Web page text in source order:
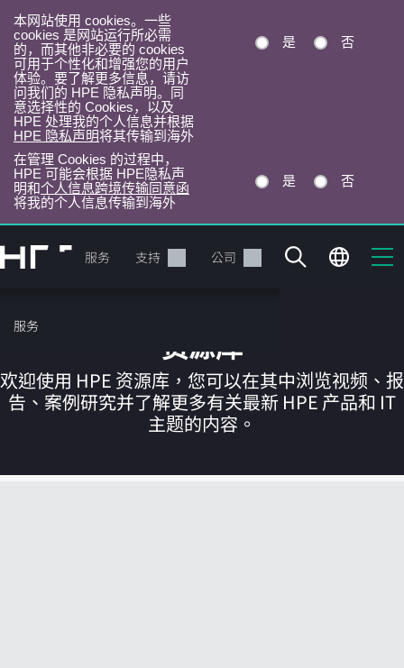
本网站使用 cookies。一些
cookies 是网站运行所必需
的，而其他非必要的 cookies
可用于个性化和增强您的用户
体验。要了解更多信息，请访
问我们的 HPE 隐私声明。同
意选择性的 Cookies，以及
HPE 处理我的个人信息并根据
HPE 隐私声明将其传输到海外
是 否
在管理 Cookies 的过程中，
HPE 可能会根据 HPE隐私声
明和个人信息跨境传输同意函
将我的个人信息传输到海外
是 否
转
到
目
录
产品 服务 支持 公司
服务
您的购物车目前是空的
资源库
欢迎使用 HPE 资源库，您可以在其中浏览视频、报
告、案例研究并了解更多有关最新 HPE 产品和 IT
主题的内容。